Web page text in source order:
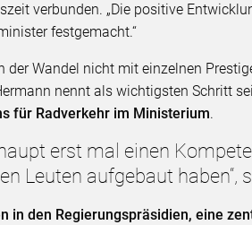
verbunden. „Die positive
festgemacht.“
der Wandel nicht mit einzelnen
nennt als wichtigsten Schritt
für Radverkehr im Ministerium.
erst mal einen
Leuten aufgebaut haben“,
in den Regierungspräsidien, eine